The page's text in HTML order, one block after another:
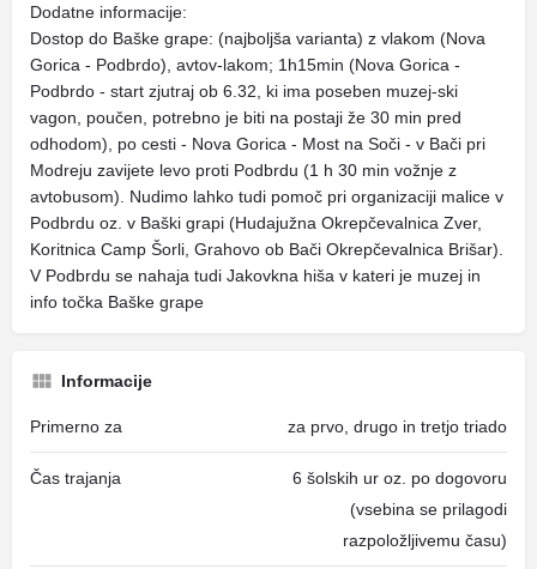
Dodatne informacije:
Dostop do Baške grape: (najboljša varianta) z vlakom (Nova
Gorica - Podbrdo), avtov-lakom; 1h15min (Nova Gorica -
Podbrdo - start zjutraj ob 6.32, ki ima poseben muzej-ski
vagon, poučen, potrebno je biti na postaji že 30 min pred
odhodom), po cesti - Nova Gorica - Most na Soči - v Bači pri
Modreju zavijete levo proti Podbrdu (1 h 30 min vožnje z
avtobusom). Nudimo lahko tudi pomoč pri organizaciji malice v
Podbrdu oz. v Baški grapi (Hudajužna Okrepčevalnica Zver,
Koritnica Camp Šorli, Grahovo ob Bači Okrepčevalnica Brišar).
V Podbrdu se nahaja tudi Jakovkna hiša v kateri je muzej in
info točka Baške grape
Informacije
Primerno za za prvo, drugo in tretjo triado
Čas trajanja
6 šolskih ur oz. po dogovoru
(vsebina se prilagodi
razpoložljivemu času)